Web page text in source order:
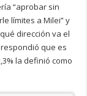
“aprobar sin
límites a Milei” y
dirección va el
respondió que es
la definió como